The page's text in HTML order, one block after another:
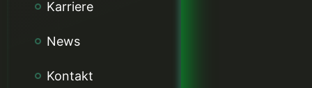
Karriere
News
Kontakt